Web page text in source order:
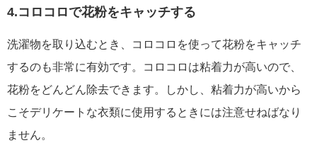
4.コロコロで花粉をキャッチする
洗濯物を取り込むとき、コロコロを使って花粉をキャッチ
するのも非常に有効です。コロコロは粘着力が高いので、
花粉をどんどん除去できます。しかし、粘着力が高いから
こそデリケートな衣類に使用するときには注意せねばなり
ません。